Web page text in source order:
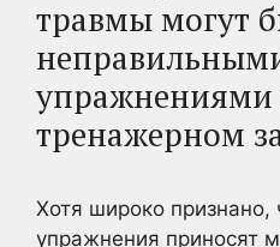
травмы могут
упражнениями
тренажерном
Хотя широко признано,
упражнения приносят